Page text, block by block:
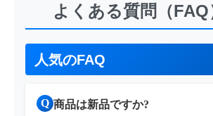
よくある質問（FAQ
人気のFAQ
Q 商品は新品ですか?